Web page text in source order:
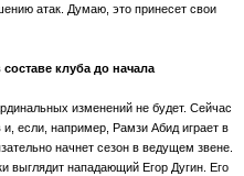
атак. Думаю, это принесет свои
клуба до начала
изменений не будет. Сейчас
если, например, Рамзи Абид играет в
начнет сезон в ведущем звене.
выглядит нападающий Егор Дугин. Его